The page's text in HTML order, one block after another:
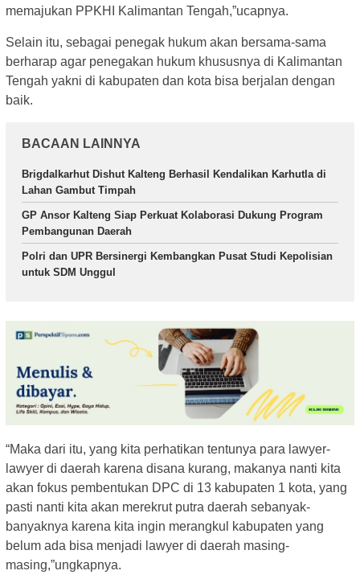
memajukan PPKHI Kalimantan Tengah,”ucapnya.
Selain itu, sebagai penegak hukum akan bersama-sama
berharap agar penegakan hukum khususnya di Kalimantan
Tengah yakni di kabupaten dan kota bisa berjalan dengan
baik.
BACAAN LAINNYA
Brigdalkarhut Dishut Kalteng Berhasil Kendalikan Karhutla di
Lahan Gambut Timpah
GP Ansor Kalteng Siap Perkuat Kolaborasi Dukung Program
Pembangunan Daerah
Polri dan UPR Bersinergi Kembangkan Pusat Studi Kepolisian
untuk SDM Unggul
“Maka dari itu, yang kita perhatikan tentunya para lawyer-
lawyer di daerah karena disana kurang, makanya nanti kita
akan fokus pembentukan DPC di 13 kabupaten 1 kota, yang
pasti nanti kita akan merekrut putra daerah sebanyak-
banyaknya karena kita ingin merangkul kabupaten yang
belum ada bisa menjadi lawyer di daerah masing-
masing,”ungkapnya.